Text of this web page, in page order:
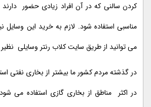
کردن سالنی که در آن افراد زیادی حضور
مناسبی استفاده شود. لازم به خرید این
می توانید از طریق سایت کلاب رنتر وسایلی نظیر
در گذشته مردم کشور ما بیشتر از بخاری نفتی
در اکثر مناطق از بخاری گازی استفاده می